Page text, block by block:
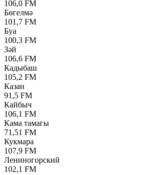
106,0 FM
Бөгелмә
101,7 FM
Буа
100,3 FM
Зәй
106,6 FM
Кадыбаш
105,2 FM
Казан
91,5 FM
Кайбыч
106,1 FM
Кама тамагы
71,51 FM
Кукмара
107,9 FM
Лениногорский
102,1 FM